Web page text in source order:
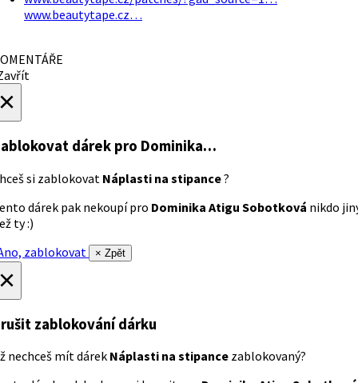
www.beautytape.cz…
dárek pro Dominika…
si zablokovat Náplasti na stipance?
dárek pak nekoupí pro Dominika Atigu Sobotková nikdo
ty :)
zablokovat
× Zpět
zablokování dárku
nechceš mít dárek Náplasti na stipance zablokovaný?